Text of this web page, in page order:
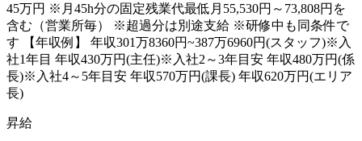
45万円 ※月45h分の固定残業代最低月55,530円～73,808円を
含む（営業所毎） ※超過分は別途支給 ※研修中も同条件で
す 【年収例】 年収301万8360円~387万6960円(スタッフ)※入
社1年目 年収430万円(主任)※入社2～3年目安 年収480万円(係
長)※入社4～5年目安 年収570万円(課長) 年収620万円(エリア
長)
昇給